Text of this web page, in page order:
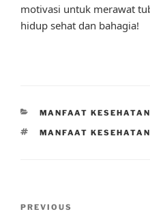
motivasi untuk merawat
hidup sehat dan bahagia!
CATEGORIES
MANFAAT KESEHATAN
TAGS
MANFAAT
Previous
PREVIOUS